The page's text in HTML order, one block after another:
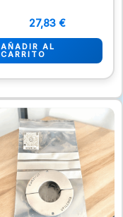
27,83 €
AÑADIR AL
CARRITO